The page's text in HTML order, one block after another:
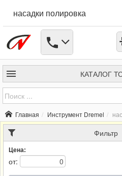
насадки полировка
КАТАЛОГ
Главная Инструмент Dremel
Фильтр
Цена:
от: